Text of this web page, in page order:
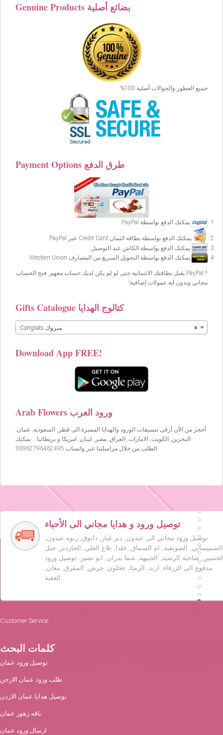
Genuine Products بضائع أصلية
جميع العطور والجوالات أصلية 100%
Payment Options طرق الدفع
يمكنك الدفع بواسطة PayPal
يمكنك الدفع بواسطة بطاقة ائتمان Credit Card عبر PayPal
يمكنك الدفع بواسطة الكاش عند التوصيل
يمكنك الدفع بواسطة التحويل السريع من المصارف Western Union
* PayPal يقبل بطاقتك الائتمانية حتى لو لم يكن لديك حساب معهم, فتح الحساب
مجاني وبدون اية عمولات إضافية!
Gifts Catalogue كتالوج الهدايا
× Congrats مبروك
Download App FREE!
Arab Flowers ورود العرب
أحجز من الآن أرقى تنسيقات الورود والهدايا المميزة الى قطر, السعودية, عمان,
البحرين, الكويت, الامارات, العراق, مصر, لبنان, امريكا و بريطانيا… يمكنك
الطلب من خلال مراسلتنا عبر واتساب 00962796462495
توصيل ورود و هدايا مجاني الى الأحباء
توصيل ورود مجاني الى عبدون, دير غبار, دابوق, ربوه عبدون,
الشميساني, الصويفية, ام السماق, خلدا, تلاع العلي, الجاردنز, جبل
ضاحية الرشيد, الجبيهه, شفا بدران, ابو نصير. توصيل ورود
مدفوع الى الزرقاء, اربد, الرمثا, عجلون, جرش, المفرق, معان,
العقبة.
Customer Service
كلمات البحث
توصيل ورود عمان
طلب ورود عمان الارجن
توصيل هدايا عمان الاردن
باقه زهور عمان
ارسال ورود عمان